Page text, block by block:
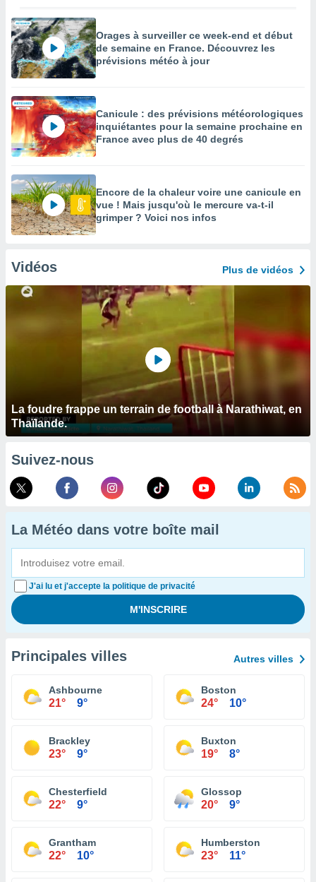
Orages à surveiller ce week-end et début
de semaine en France. Découvrez les
prévisions météo à jour
Canicule : des prévisions météorologiques
inquiétantes pour la semaine prochaine en
France avec plus de 40 degrés
Encore de la chaleur voire une canicule en
vue ! Mais jusqu'où le mercure va-t-il
grimper ? Voici nos infos
Vidéos Plus de vidéos
La foudre frappe un terrain de football à Narathiwat, en
Thaïlande.
Suivez-nous
La Météo dans votre boîte mail
J'ai lu et j'accepte la politique de privacité
Principales villes Autres villes
Ashbourne
21° 9°
Boston
24° 10°
Brackley
23° 9°
Buxton
19° 8°
Chesterfield
22° 9°
Glossop
20° 9°
Grantham
22° 10°
Humberston
23° 11°